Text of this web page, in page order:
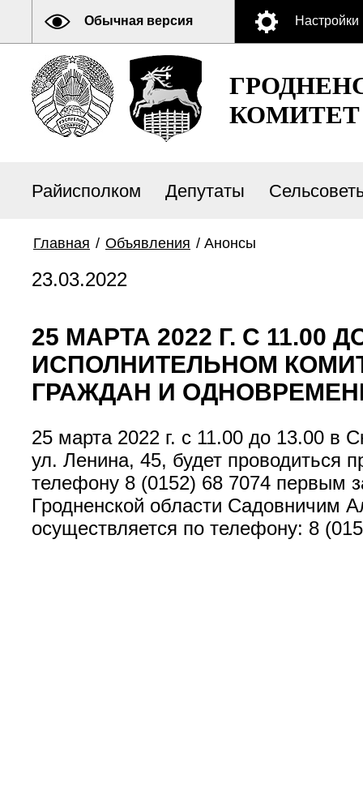
Обычная версия Настройки
КОМИТЕТ
Райисполком Депутаты
Главная / Объявления / Анонсы
23.03.2022
25 МАРТА 2022 Г. С
ИСПОЛНИТЕЛЬНОМ
ГРАЖДАН И
25 марта 2022 г. с 11.00 до 13.00 в
ул. Ленина, 45, будет проводиться
телефону 8 (0152) 68 7074 первым
Гродненской области Садовничим
осуществляется по телефону: 8